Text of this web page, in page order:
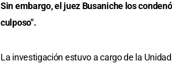
Sin embargo, el juez Busaniche los
culposo".
La investigación estuvo a cargo de la